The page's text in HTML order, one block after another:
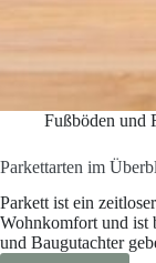
Fußböden und
Parkettarten im
Parkett ist ein
Wohnkomfort und ist
und Baugutachter